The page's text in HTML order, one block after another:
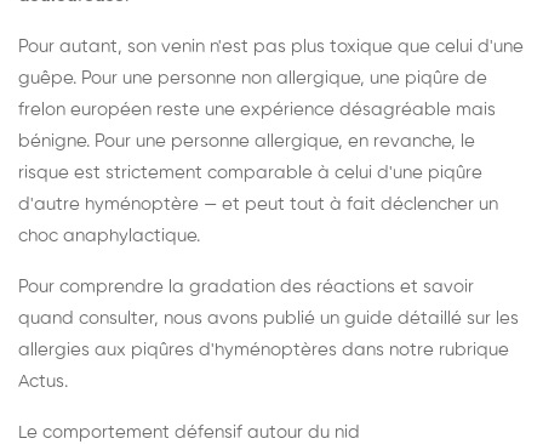
Pour autant, son venin n'est pas plus toxique que celui d'une
guêpe. Pour une personne non allergique, une piqûre de
frelon européen reste une expérience désagréable mais
bénigne. Pour une personne allergique, en revanche, le
risque est strictement comparable à celui d'une piqûre
d'autre hyménoptère — et peut tout à fait déclencher un
choc anaphylactique.
Pour comprendre la gradation des réactions et savoir
quand consulter, nous avons publié un guide détaillé sur les
allergies aux piqûres d'hyménoptères dans notre rubrique
Actus.
Le comportement défensif autour du nid